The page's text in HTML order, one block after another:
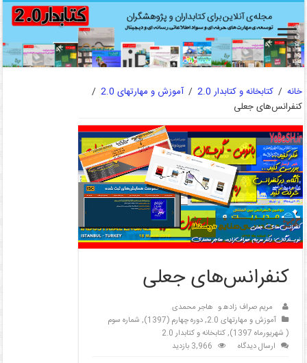
خانه / کتابخانه و کتابدار 2.0 / آموزش و مهارتهای 2.0
/
کنفرانس‌های جعلی
کنفرانس‌های جعلی
مریم صراف زادهو هاجر محمدی
آموزش و مهارتهای 2.0
,دوره چهارم (1397) , شماره سوم
( شهریورماه 1397)
,کتابخانه و کتابدار 2.0
ارسال دیدگاه
3,966 بازدید